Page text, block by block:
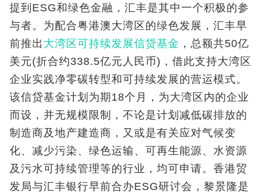
提到ESG和绿色金融，汇丰是其中一个积极的参
与者。为配合粤港澳大湾区的绿色发展，汇丰早
前推出 大湾区可持续发展信贷基金 ，总额共50亿
美元(折合约338.5亿元人民币)，借此支持大湾区
企业实践净零碳转型和可持续发展的营运模式。
该信贷基金计划为期18个月，为大湾区内的企业
而设，并无规模限制，不论是计划减低碳排放的
制造商及地产建造商，又或是有关应对气候变
化、减少污染、绿色运输、可再生能源、水资源
及污水可持续管理等的行业，均可申请。香港贸
发局与汇丰银行早前合办ESG研讨会，黎景隆是